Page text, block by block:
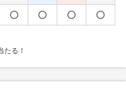
たる！